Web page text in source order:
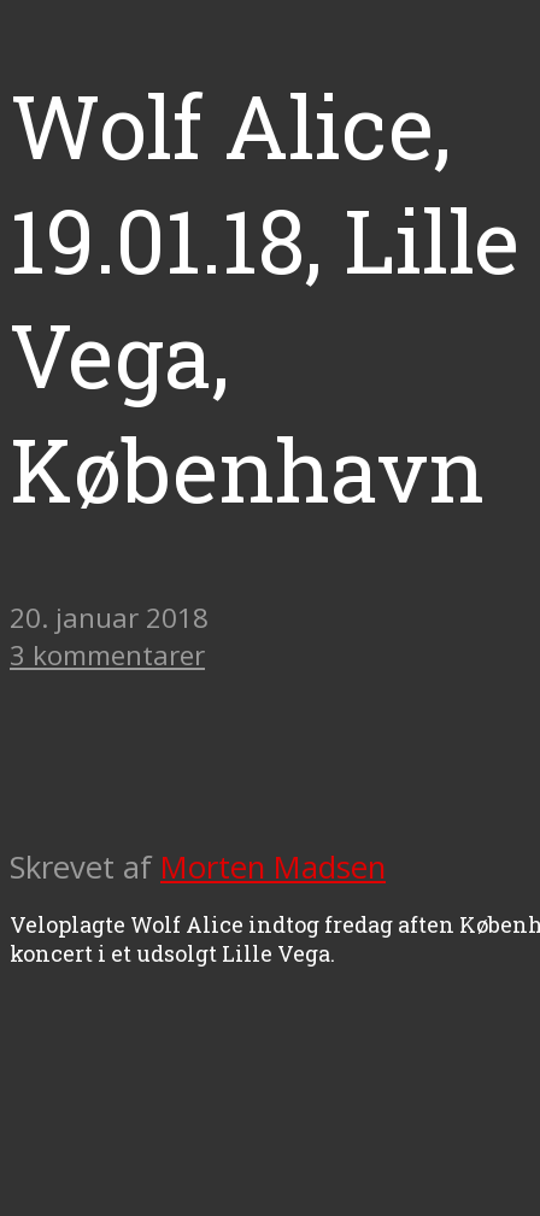
Wolf Alice,
19.01.18, Lille
Vega,
København
20. januar 2018
3 kommentarer
Skrevet af Morten Madsen
Veloplagte Wolf Alice indtog fredag aften
koncert i et udsolgt Lille Vega.